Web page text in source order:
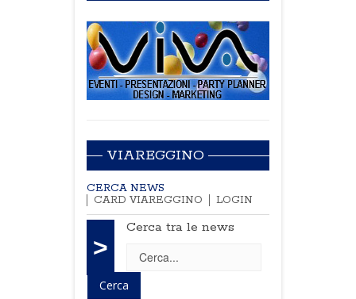
VIAREGGINO
CERCA NEWS
CARD VIAREGGINO
LOGIN
>
Cerca tra le news